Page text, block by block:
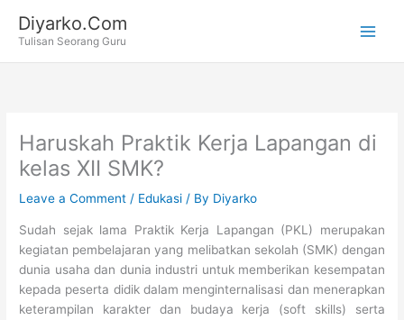
content
Diyarko.Com
Tulisan Seorang Guru
Haruskah Praktik Kerja Lapangan di
kelas XII SMK?
Leave a Comment / Edukasi / By Diyarko
Sudah sejak lama Praktik Kerja Lapangan (PKL) merupakan
kegiatan pembelajaran yang melibatkan sekolah (SMK) dengan
dunia usaha dan dunia industri untuk memberikan kesempatan
kepada peserta didik dalam menginternalisasi dan menerapkan
keterampilan karakter dan budaya kerja (soft skills) serta